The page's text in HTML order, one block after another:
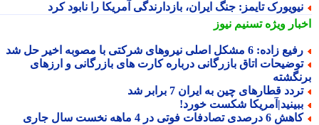
تایمز: جنگ ایران، بازدارندگی آمریکا را نابود کرد
ویژهتسنیم نیوز
زاده: 6 مشکل اصلی نیروهای شرکتی با مصوبه اخیر حل شد
اتاق بازرگانی درباره کارت های بازرگانی و ارزهای
قطارهای چین به ایران 7 برابر شد
شکست خورد!
6 درصدی تصادفات فوتی در 4 ماهه نخست سال جاری